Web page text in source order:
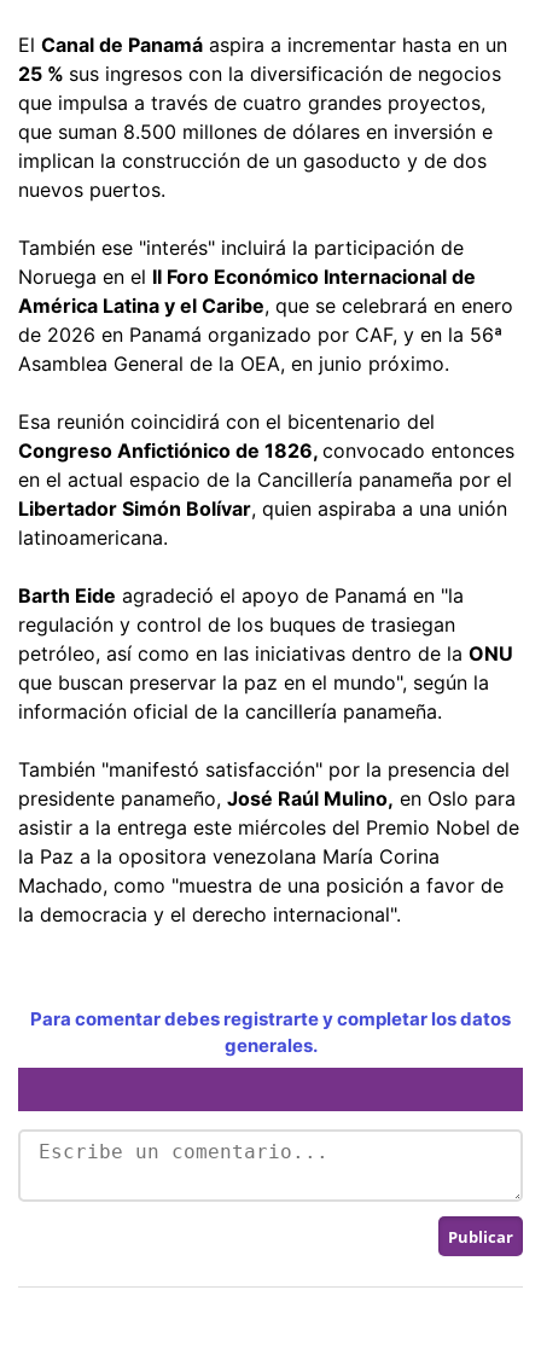
El Canal de Panamá aspira a incrementar hasta en un
25 % sus ingresos con la diversificación de negocios
que impulsa a través de cuatro grandes proyectos,
que suman 8.500 millones de dólares en inversión e
implican la construcción de un gasoducto y de dos
nuevos puertos.
También ese "interés" incluirá la participación de
Noruega en el II Foro Económico Internacional de
América Latina y el Caribe, que se celebrará en enero
de 2026 en Panamá organizado por CAF, y en la 56ª
Asamblea General de la OEA, en junio próximo.
Esa reunión coincidirá con el bicentenario del
Congreso Anfictiónico de 1826, convocado entonces
en el actual espacio de la Cancillería panameña por el
Libertador Simón Bolívar, quien aspiraba a una unión
latinoamericana.
Barth Eide agradeció el apoyo de Panamá en "la
regulación y control de los buques de trasiegan
petróleo, así como en las iniciativas dentro de la ONU
que buscan preservar la paz en el mundo", según la
información oficial de la cancillería panameña.
También "manifestó satisfacción" por la presencia del
presidente panameño, José Raúl Mulino, en Oslo para
asistir a la entrega este miércoles del Premio Nobel de
la Paz a la opositora venezolana María Corina
Machado, como "muestra de una posición a favor de
la democracia y el derecho internacional".
Para comentar debes registrarte y completar los datos
generales.